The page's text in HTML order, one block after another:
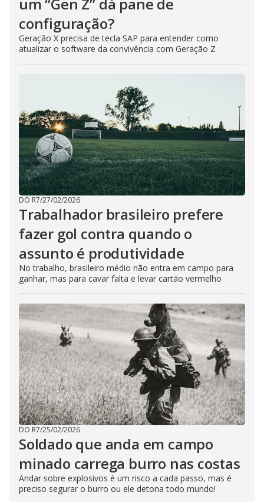
configuração?
Geração X precisa de tecla SAP para entender como
atualizar o software da convivência com Geração Z
DO R7/27/02/2026
Trabalhador brasileiro prefere
fazer gol contra quando o
assunto é produtividade
No trabalho, brasileiro médio não entra em campo para
ganhar, mas para cavar falta e levar cartão vermelho
DO R7/25/02/2026
Soldado que anda em campo
minado carrega burro nas costas
Andar sobre explosivos é um risco a cada passo, mas é
preciso segurar o burro ou ele detona todo mundo!